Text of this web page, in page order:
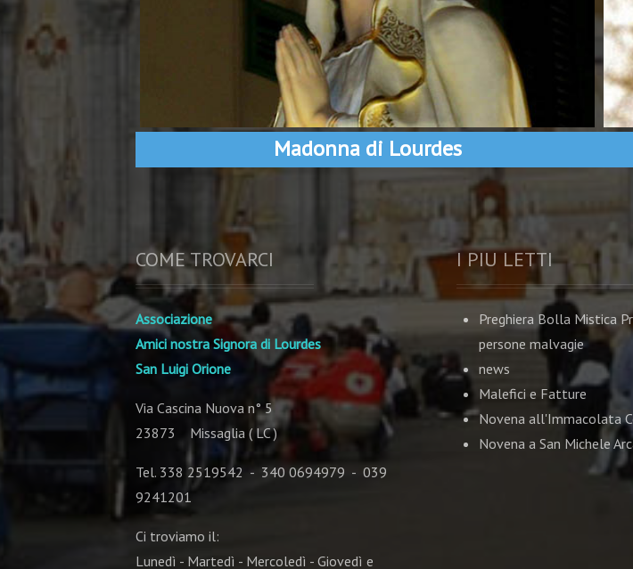
Madonna di Lourdes
COME TROVARCI
Associazione
Amici nostra Signora di Lourdes
San Luigi Orione
Via Cascina Nuova n° 5
23873 Missaglia ( LC )
Tel. 338 2519542 - 340 0694979 - 039
9241201
Ci troviamo il:
Lunedì - Martedì - Mercoledì - Giovedì e
I PIU LETTI
Preghiera Bolla Mistica
persone malvagie
news
Malefici e Fatture
Novena all'Immacolata
Novena a San Michele